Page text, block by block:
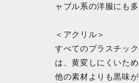
ャブル系の洋服にも
＜アクリル＞
すべてのプラスチッ
は、黄変しにくいた
他の素材よりも黒味